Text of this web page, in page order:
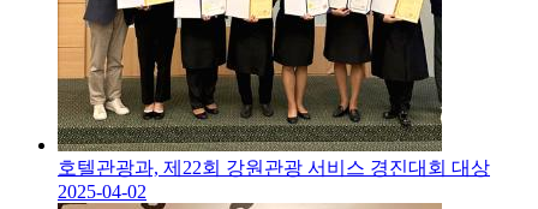
호텔관광과, 제22회 강원관광 서비스 경진대회 대상
2025-04-02